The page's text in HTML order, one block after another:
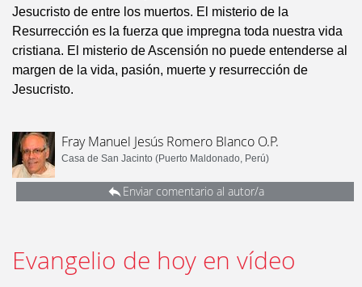
Jesucristo de entre los muertos. El misterio de la
Resurrección es la fuerza que impregna toda nuestra vida
cristiana. El misterio de Ascensión no puede entenderse al
margen de la vida, pasión, muerte y resurrección de
Jesucristo.
Fray Manuel Jesús Romero Blanco O.P.
Casa de San Jacinto (Puerto Maldonado, Perú)
Enviar comentario al autor/a
Evangelio de hoy en vídeo